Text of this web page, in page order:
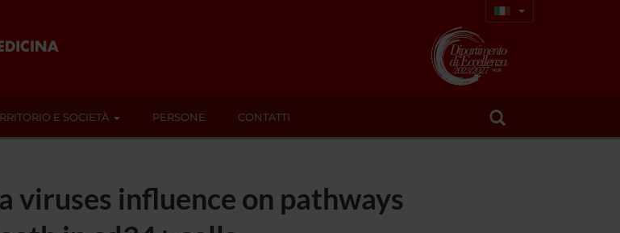
E SOCIETÀ PERSONE CONTATTI
viruses influence on pathways